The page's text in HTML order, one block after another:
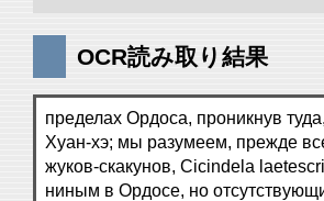
OCR読み取り結果
пределах Ордоса, проникнув
Хуан-хэ; мы разумеем, прежде
жуков-скакунов, Cicindela
ниным в Ордосе, но